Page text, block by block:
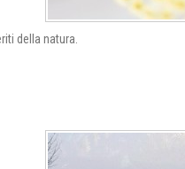
della natura.